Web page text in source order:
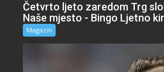
Četvrto ljeto zaredom Trg
Naše mjesto - Bingo Ljetno
Magazin